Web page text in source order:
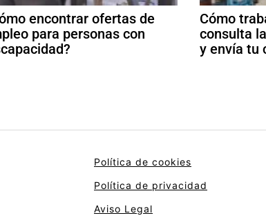
encontrar ofertas de
para personas con
Cómo
consulta
y envía tu
Política de cookies
Política de privacidad
Aviso Legal